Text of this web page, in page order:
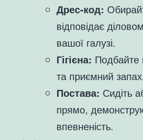
Дрес-код:
відповідає
вашої галузі.
Гігієна: Подбайте
та приємний
Постава: Сидіть
прямо,
впевненість.